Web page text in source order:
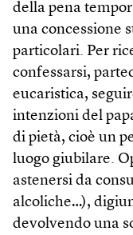
della pena
una concessione
particolari. Per
confessarsi,
eucaristica,
intenzioni del
di pietà, cioè un
luogo giubilare.
astenersi da
alcoliche…),
devolvendo una